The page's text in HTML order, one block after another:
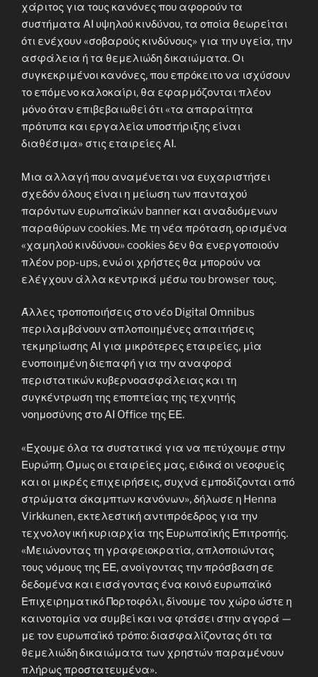
χάριτος για τους κανόνες που αφορούν τα
συστήματα AI υψηλού κινδύνου, τα οποία θεωρείται
ότι ενέχουν «σοβαρούς κινδύνους» για την υγεία, την
ασφάλεια ή τα θεμελιώδη δικαιώματα. Οι
συγκεκριμένοι κανόνες, που επρόκειτο να ισχύσουν
το επόμενο καλοκαίρι, θα εφαρμόζονται πλέον
μόνο όταν επιβεβαιωθεί ότι «τα απαραίτητα
πρότυπα και εργαλεία υποστήριξης είναι
διαθέσιμα» στις εταιρείες AI.
Μια αλλαγή που αναμένεται να ευχαριστήσει
σχεδόν όλους είναι η μείωση των πανταχού
παρόντων ευρωπαϊκών banner και αναδυόμενων
παραθύρων cookies. Με τη νέα πρόταση, ορισμένα
«χαμηλού κινδύνου» cookies δεν θα ενεργοποιούν
πλέον pop-ups, ενώ οι χρήστες θα μπορούν να
ελέγχουν άλλα κεντρικά μέσω του browser τους.
Άλλες τροποποιήσεις στο νέο Digital Omnibus
περιλαμβάνουν απλοποιημένες απαιτήσεις
τεκμηρίωσης AI για μικρότερες εταιρείες, μία
ενοποιημένη διεπαφή για την αναφορά
περιστατικών κυβερνοασφάλειας και τη
συγκέντρωση της εποπτείας της τεχνητής
νοημοσύνης στο AI Office της ΕΕ.
«Έχουμε όλα τα συστατικά για να πετύχουμε στην
Ευρώπη. Όμως οι εταιρείες μας, ειδικά οι νεοφυείς
και οι μικρές επιχειρήσεις, συχνά εμποδίζονται από
στρώματα άκαμπτων κανόνων», δήλωσε η Henna
Virkkunen, εκτελεστική αντιπρόεδρος για την
τεχνολογική κυριαρχία της Ευρωπαϊκής Επιτροπής.
«Μειώνοντας τη γραφειοκρατία, απλοποιώντας
τους νόμους της ΕΕ, ανοίγοντας την πρόσβαση σε
δεδομένα και εισάγοντας ένα κοινό ευρωπαϊκό
Επιχειρηματικό Πορτοφόλι, δίνουμε τον χώρο ώστε η
καινοτομία να συμβεί και να φτάσει στην αγορά —
με τον ευρωπαϊκό τρόπο: διασφαλίζοντας ότι τα
θεμελιώδη δικαιώματα των χρηστών παραμένουν
πλήρως προστατευμένα».